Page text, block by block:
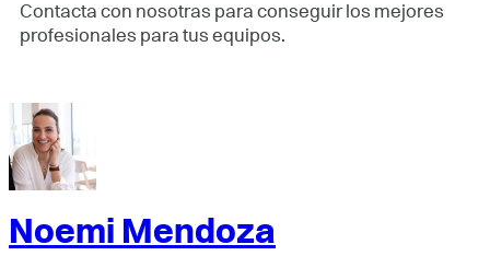
Contacta con nosotras para conseguir los mejores
profesionales para tus equipos.
Noemi Mendoza